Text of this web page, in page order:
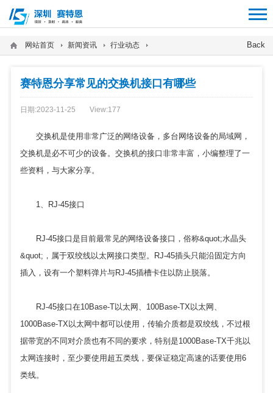
Back
网站首页 新闻资讯 行业动态
赛特恩分享常见的交换机接口有哪些
日期:2023-11-25 View:177
交换机是使用非常广泛的网络设备，多台网络设备的局域网，
交换机是必不可少的设备。交换机的接口非常丰富，小编整理了一
些资料，与大家分享。
1、RJ-45接口
RJ-45接口是目前最常见的网络设备接口，俗称&quot;水晶头
&quot;，属于双绞线以太网接口类型。RJ-45插头只能沿固定方向
插入，设有一个塑料弹片与RJ-45插槽卡住以防止脱落。
RJ-45接口在10Base-T以太网、100Base-TX以太网、
1000Base-TX以太网中都可以使用，传输介质都是双绞线，不过根
据带宽的不同对介质也有不同的要求，特别是1000Base-TX千兆以
太网连接时，至少要使用超五类线，要保证稳定高速的话要使用6
类线。